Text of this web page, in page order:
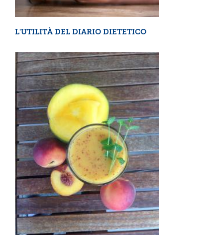
L'UTILITÀ DEL DIARIO DIETETICO